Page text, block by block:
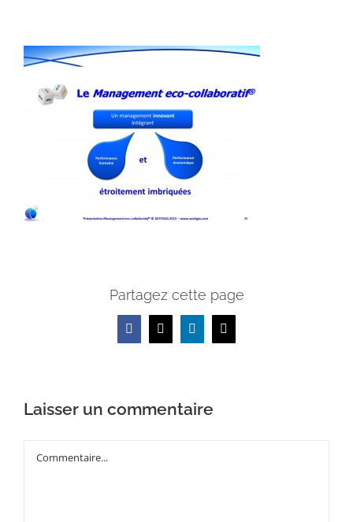
Partagez cette page
Facebook
X LinkedInEmail
Laisser un commentaire
Commentaire